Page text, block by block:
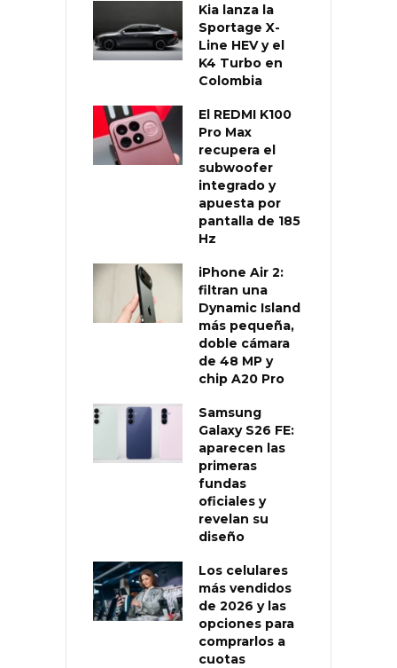
Kia lanza la
Sportage X-
Line HEV y el
K4 Turbo en
Colombia
El REDMI K100
Pro Max
recupera el
subwoofer
integrado y
apuesta por
pantalla de 185
Hz
iPhone Air 2:
filtran una
Dynamic Island
más pequeña,
doble cámara
de 48 MP y
chip A20 Pro
Samsung
Galaxy S26 FE:
aparecen las
primeras
fundas
oficiales y
revelan su
diseño
Los celulares
más vendidos
de 2026 y las
opciones para
comprarlos a
cuotas